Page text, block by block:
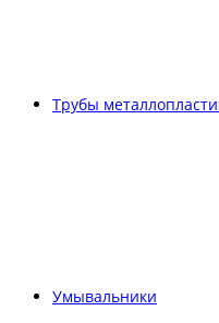
Трубы
Умывальники